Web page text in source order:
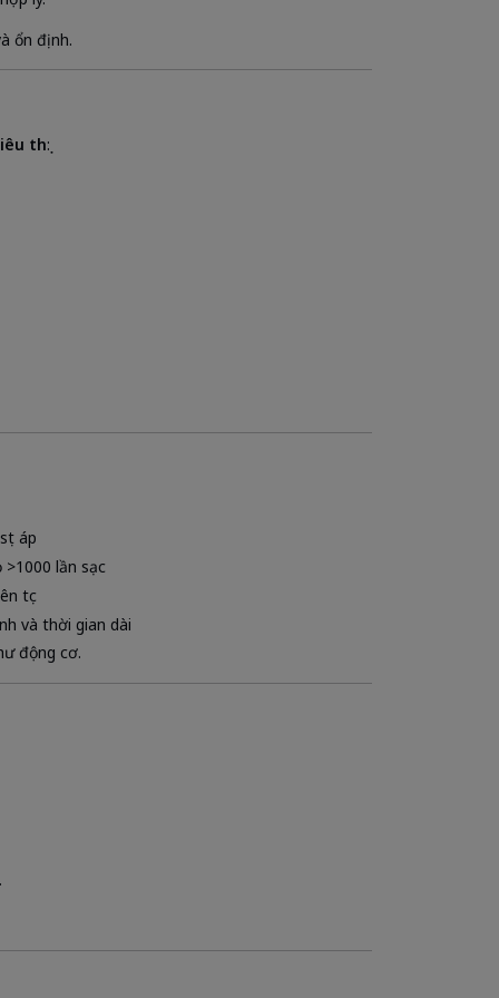
ổn định.
thụ:
áp
lần sạc
tục
và thời gian dài
động cơ.